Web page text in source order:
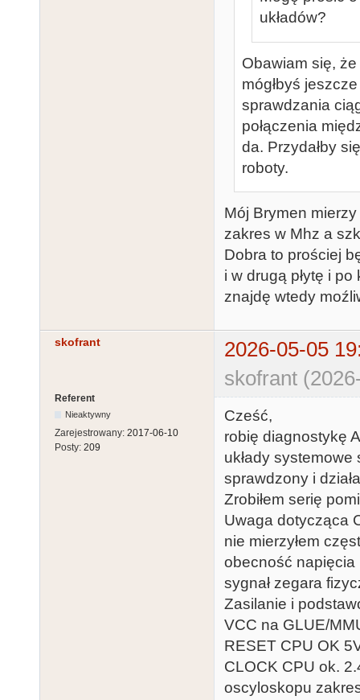
układów?
Obawiam się,
mógłbyś
sprawdzania
połączenia
da. Przydałby
roboty.
Mój Brymen
zakres w Mhz a
Dobra to prościej
i w drugą płytę i
znajdę wtedy
skofrant
2026-05-05
skofrant
Referent
Nieaktywny
Zarejestrowany: 2017-06-10
Posty: 209
Cześć,
robię diagnostykę
układy
sprawdzony i
Zrobiłem serię
Uwaga dotycząca
nie mierzyłem
obecność napięcia
sygnał zegara
Zasilanie i
VCC na GLUE/
RESET CPU OK
CLOCK CPU ok.
oscyloskopu